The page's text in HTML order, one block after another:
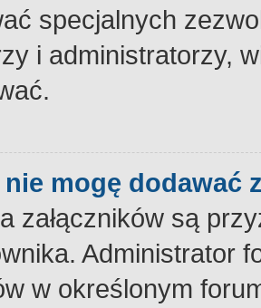
specjalnych
i administratorzy,
mogę dodawać
załączników są
Administrator
w określonym